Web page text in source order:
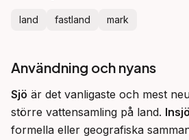
land fastland mark
Användning och nyans
Sjö är det vanligaste och mest
större vattensamling på land. Insjö
formella eller geografiska